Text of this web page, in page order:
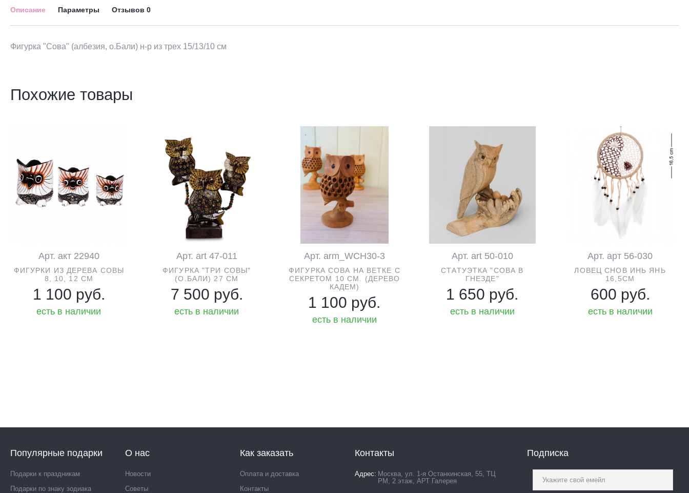
Описание
Фигурка "Сова" (албезия, о.Бали) н-р из трех 15/13/10 см
Параметры Отзывов 0
Похожие товары
Арт. акт 22940
ФИГУРКИ ИЗ ДЕРЕВА СОВЫ
8, 10, 12 СМ
1 100 руб.
есть в наличии
Арт. art 47-011
ФИГУРКА "ТРИ СОВЫ"
(О.БАЛИ) 27 СМ
7 500 руб.
есть в наличии
Арт. arm_WCH30-3
ФИГУРКА СОВА НА ВЕТКЕ С
СЕКРЕТОМ 10 СМ. (ДЕРЕВО
КАДЕМ)
1 100 руб.
есть в наличии
Арт. art 50-010
СТАТУЭТКА "СОВА В
ГНЕЗДЕ"
1 650 руб.
есть в наличии
Арт. арт 56-030
ЛОВЕЦ СНОВ ИНЬ ЯНЬ
16,5СМ
600 руб.
есть в наличии
Популярные подарки
Подарки к праздникам
Подарки по знаку зодиака
О нас
Новости
Советы
Как заказать
Оплата и доставка
Контакты
Контакты
Адрес
Москва, ул. 1-я Останкинская, 55, ТЦ
РМ, 2 этаж, АРТ Галерея
Подписка